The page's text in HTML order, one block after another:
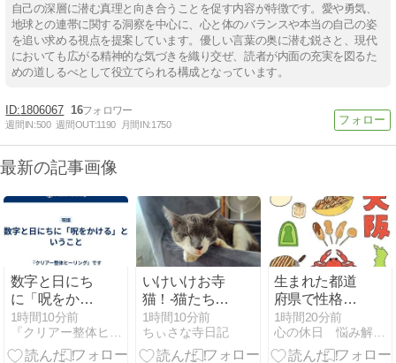
自己の深層に潜む真理と向き合うことを促す内容が特徴です。愛や勇気、
地球との連帯に関する洞察を中心に、心と体のバランスや本当の自己の姿
を追い求める視点を提案しています。優しい言葉の奥に潜む鋭さと、現代
においても広がる精神的な気づきを織り交ぜ、読者が内面の充実を図るた
めの道しるべとして役立てられる構成となっています。
1806067 16
週間IN:500 週間OUT:1190 月間IN:1750
最新の記事画像
数字と日にち
に「呪をかけ
る」というこ
と
1時間10分前
『クリアー整体ヒーリング』です
いけいけお寺
猫！-猫たちの
謎の行動。-
1時間10分前
ちぃさな寺日記
生まれた都道
府県で性格は
違うの？★ど
うやらあるみ
たいです
1時間20分前
心の休日 悩み解消ダイアリー